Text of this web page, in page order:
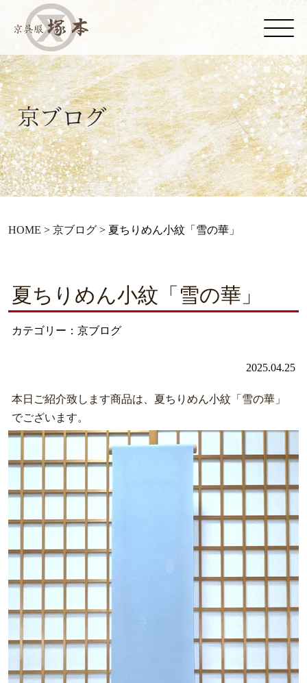
HOME > 京ブログ> 夏ちりめん小紋「雪の華」
夏ちりめん小紋「雪の華」
カテゴリー：京ブログ
2025.04.25
本日ご紹介致します商品は、夏ちりめん小紋「雪の華」
でございます。